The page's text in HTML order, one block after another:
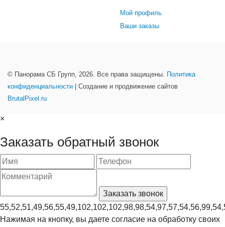
Мой профиль
Ваши заказы
© Панорама СБ Групп, 2026. Все права защищены. Политика
конфиденциальности | Создание и продвижение сайтов
BrutalPixel.ru
×
Заказать обратный звонок
Нажимая на кнопку, вы даете согласие на обработку своих